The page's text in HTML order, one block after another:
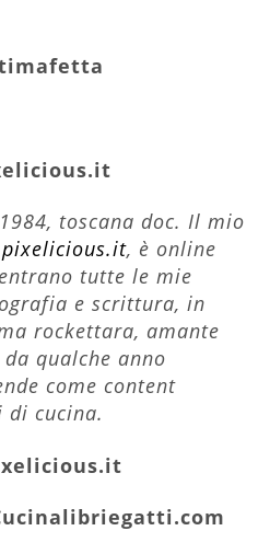
toscana doc. Il mio
, è online
tutte le mie
e scrittura, in
rockettara, amante
qualche anno
come content
di cucina.